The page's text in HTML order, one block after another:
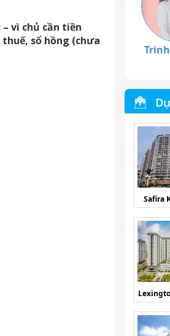
vì chủ cần tiền
sổ hồng (chưa
Safira